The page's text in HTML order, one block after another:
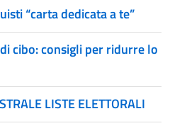
“carta dedicata a te”
cibo: consigli per ridurre lo
LISTE ELETTORALI